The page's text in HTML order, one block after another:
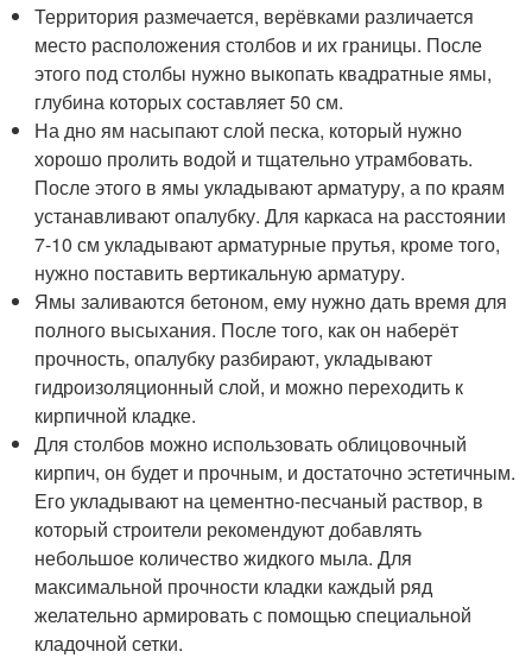
Территория размечается, верёвками различается
место расположения столбов и их границы. После
этого под столбы нужно выкопать квадратные ямы,
глубина которых составляет 50 см.
На дно ям насыпают слой песка, который нужно
хорошо пролить водой и тщательно утрамбовать.
После этого в ямы укладывают арматуру, а по краям
устанавливают опалубку. Для каркаса на расстоянии
7-10 см укладывают арматурные прутья, кроме того,
нужно поставить вертикальную арматуру.
Ямы заливаются бетоном, ему нужно дать время для
полного высыхания. После того, как он наберёт
прочность, опалубку разбирают, укладывают
гидроизоляционный слой, и можно переходить к
кирпичной кладке.
Для столбов можно использовать облицовочный
кирпич, он будет и прочным, и достаточно эстетичным.
Его укладывают на цементно-песчаный раствор, в
который строители рекомендуют добавлять
небольшое количество жидкого мыла. Для
максимальной прочности кладки каждый ряд
желательно армировать с помощью специальной
кладочной сетки.